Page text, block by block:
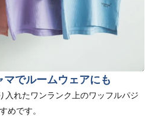
でルームウェアにも
入れたワンランク上のワッフルパジ
めです。